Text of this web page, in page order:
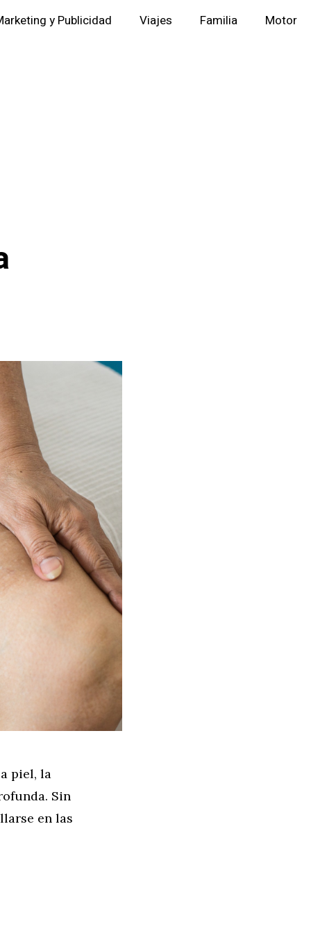
y Publicidad Viajes Familia Motor
piel, la
Sin
en las